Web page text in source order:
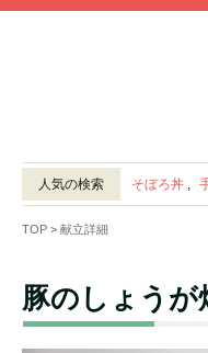
人気の検索 そぼろ丼 ,
TOP > 献立詳細
豚のしょうが